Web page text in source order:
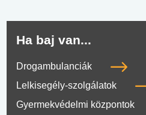
Ha baj van...
Drogambulanciák
Lelkisegély-szolgálatok
Gyermekvédelmi központok